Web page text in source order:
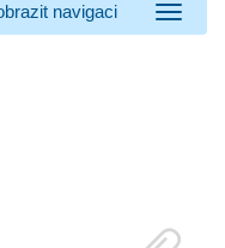
navigaci